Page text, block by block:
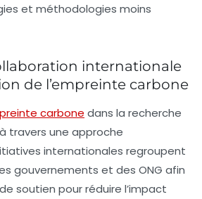
et méthodologies moins
internationale
de l’empreinte carbone
carbone dans la recherche
travers une approche
internationales regroupent
gouvernements et des ONG afin
soutien pour réduire l’impact